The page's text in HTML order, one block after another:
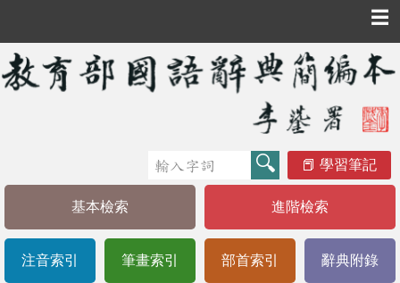
☰
學習筆記
基本檢索 進階檢索
注音索引 筆畫索引 部首索引 辭典附錄